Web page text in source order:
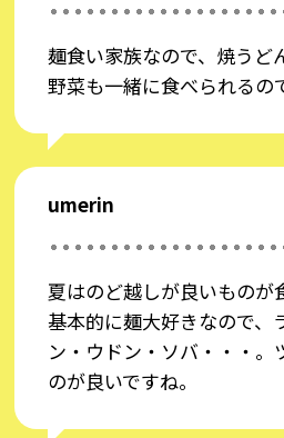
麺食い家族なので、焼うど
野菜も一緒に食べられるの
umerin
夏はのど越しが良いものが
基本的に麺大好きなので、
ン・ウドン・ソバ・・・。
のが良いですね。